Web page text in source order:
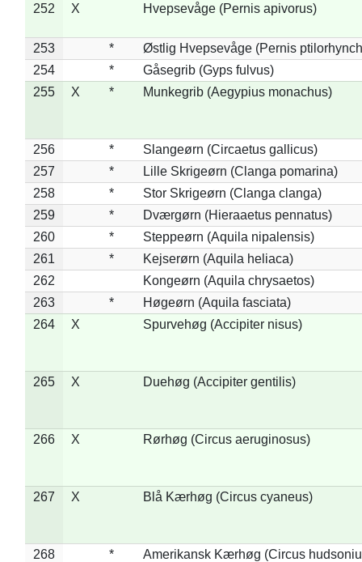
252
X Hvepsevåge (Pernis apivorus)
253 *
Østlig Hvepsevåge (Pernis
254
*
Gåsegrib (Gyps fulvus)
255
X * Munkegrib (Aegypius monachus)
256 *
Slangeørn (Circaetus gallicus)
257
*
Lille Skrigeørn (Clanga pomarina)
258
*
Stor Skrigeørn (Clanga clanga)
259
*
Dværgørn (Hieraaetus pennatus)
260
*
Steppeørn (Aquila nipalensis)
261
*
Kejserørn (Aquila heliaca)
262
Kongeørn (Aquila chrysaetos)
263
*
Høgeørn (Aquila fasciata)
264
X Spurvehøg (Accipiter nisus)
265 X Duehøg (Accipiter gentilis)
266 X Rørhøg (Circus aeruginosus)
267 X Blå Kærhøg (Circus cyaneus)
268 *
Amerikansk Kærhøg (Circus